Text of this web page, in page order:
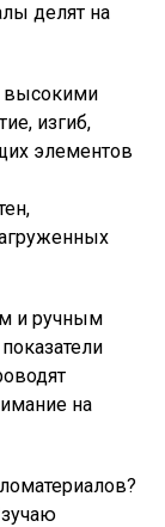
делят на
высокими
изгиб,
элементов
и ручным
на